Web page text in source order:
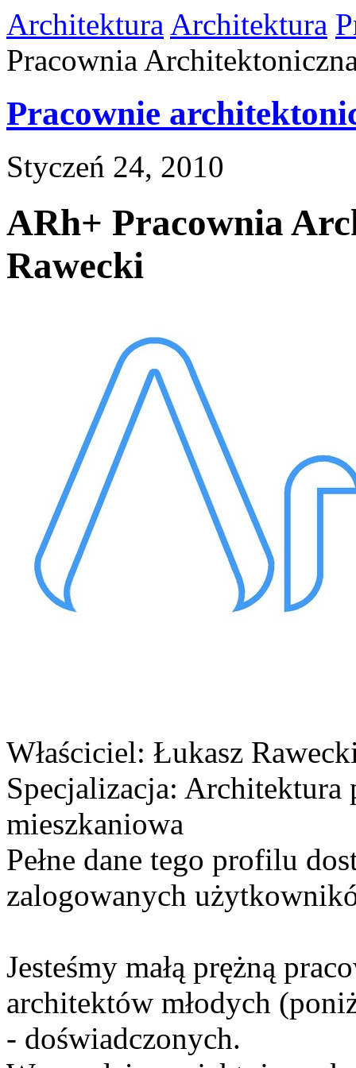
Architektura Architektura
Pracownia
Pracownie
Styczeń 24, 2010
ARh+ Pracownia
Rawecki
Właściciel: Łukasz
Specjalizacja: Architektura
mieszkaniowa
Pełne dane tego profilu
zalogowanych
Jesteśmy małą prężną
architektów młodych
- doświadczonych.